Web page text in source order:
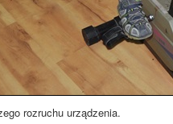
rozruchu urządzenia.